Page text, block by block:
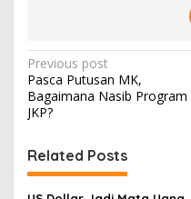
P
o
s
t
n
Previous post
Pasca Putusan MK,
Bagaimana Nasib Program
JKP?
Related Posts